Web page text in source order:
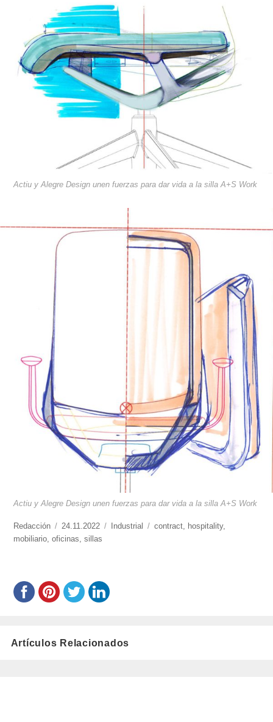
Actiu y Alegre Design unen fuerzas para dar vida a la silla A+S Work
Actiu y Alegre Design unen fuerzas para dar vida a la silla A+S Work
https://www.experimenta.es/author/redaccion/
Redacción
Publicado
el
24.11.2022 Categorías
Industrial Etiquetas
contract, hospitality,
mobiliario,oficinas,sillas
Artículos Relacionados